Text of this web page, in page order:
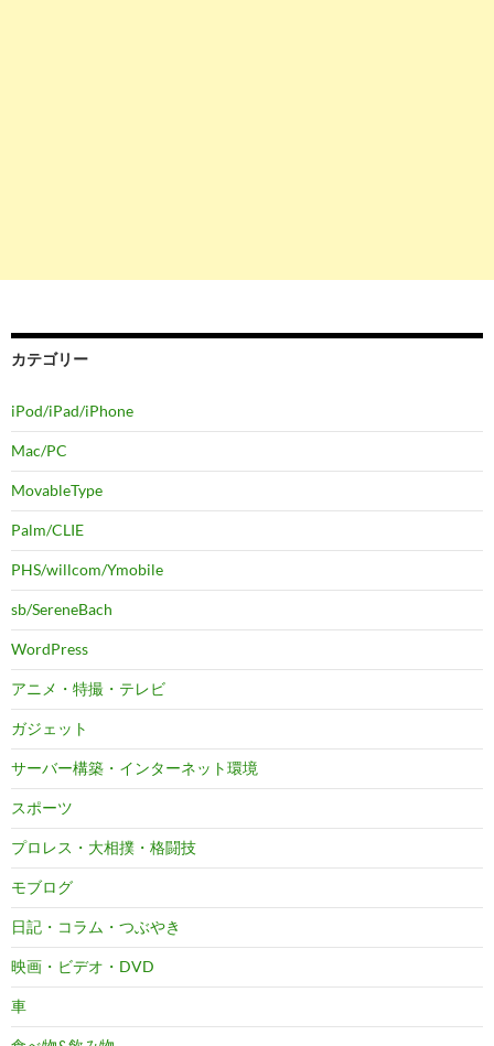
カテゴリー
iPod/iPad/iPhone
Mac/PC
MovableType
Palm/CLIE
PHS/willcom/Ymobile
sb/SereneBach
WordPress
アニメ・特撮・テレビ
ガジェット
サーバー構築・インターネット環境
スポーツ
プロレス・大相撲・格闘技
モブログ
日記・コラム・つぶやき
映画・ビデオ・DVD
車